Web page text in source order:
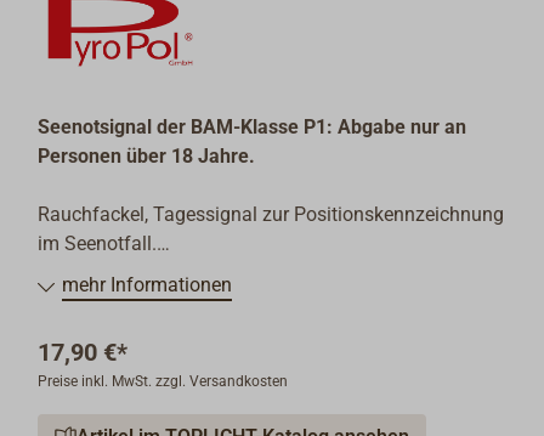
Seenotsignal der BAM-Klasse P1: Abgabe nur an
Personen über 18 Jahre.
Rauchfackel, Tagessignal zur Positionskennzeichnung
im Seenotfall.
Erzeugt orangefarbenen Rauch, Brenndauer 60 sec.
PYROPOLSeenotsignale:
mehr Informationen
17,90 €*
Preise inkl. MwSt. zzgl. Versandkosten